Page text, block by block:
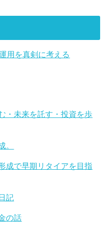
用を真剣に考える
・未来を託す・投資を歩
。
成で早期リタイアを目指
記
の話